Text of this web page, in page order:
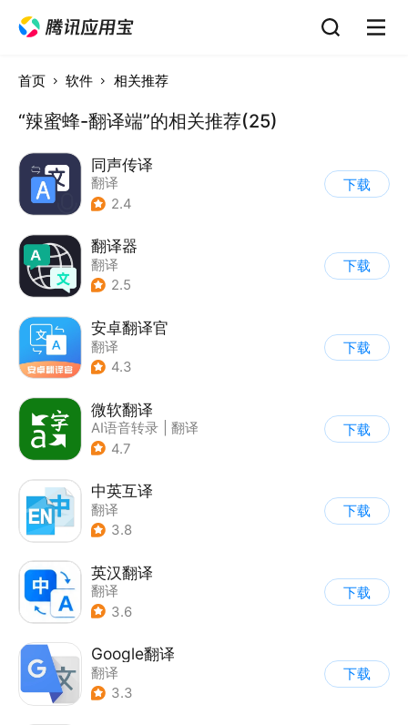
首页 软件 相关推荐
“辣蜜蜂-翻译端”的相关推荐(25)
同声传译
翻译
2.4
下载
翻译器
翻译
2.5
下载
安卓翻译官
翻译
4.3
下载
微软翻译
AI语音转录
翻译
4.7
下载
中英互译
翻译
3.8
下载
英汉翻译
翻译
3.6
下载
Google翻译
翻译
3.3
下载